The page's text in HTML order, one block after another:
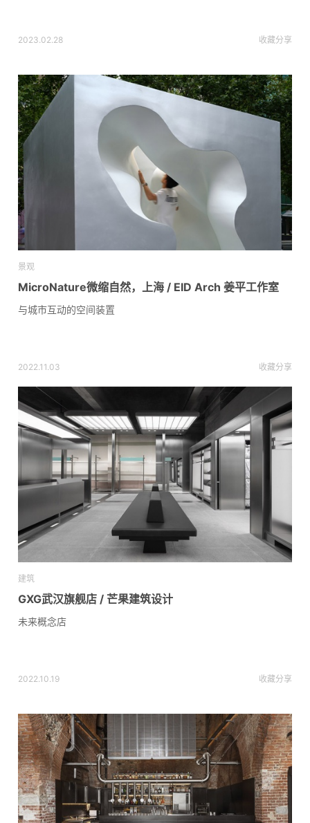
2023.02.28 收藏分享
景观
MicroNature微缩自然，上海 / EID Arch 姜平工作室
与城市互动的空间装置
2022.11.03 收藏分享
建筑
GXG武汉旗舰店 / 芒果建筑设计
未来概念店
2022.10.19 收藏分享